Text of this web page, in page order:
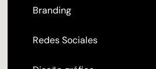
Branding
Redes Sociales